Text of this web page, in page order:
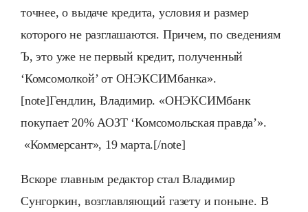
точнее, о выдаче кредита, условия и размер
которого не разглашаются. Причем, по сведениям
Ъ, это уже не первый кредит, полученный
‘Комсомолкой’ от ОНЭКСИМбанка».
[note]Гендлин, Владимир. «ОНЭКСИМбанк
покупает 20% АОЗТ ‘Комсомольская правда’».
«Коммерсант», 19 марта.[/note]
Вскоре главным редактор стал Владимир
Сунгоркин, возглавляющий газету и поныне. В